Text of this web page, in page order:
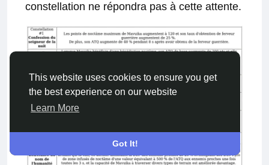
This website uses cookies to ensure you get
the best experience on our website
Learn More
Got It!
constellation ne répondra pas à cette attente.